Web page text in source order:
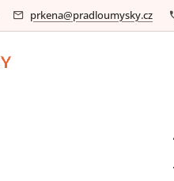
prkena@pradloumysky.cz